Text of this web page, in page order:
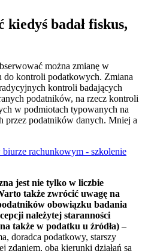
kiedyś badał fiskus,
można zmianę w
do kontroli podatkowych. Zmiana
kontroli badających
podatników, na rzecz kontroli
w podmiotach typowanych na
przez podatników danych. Mniej a
rachunkowym - szkolenie
jest nie tylko w liczbie
także zwrócić uwagę na
obowiązku badania
należytej staranności
także w podatku u źródła) –
doradca podatkowy, starszy
zdaniem, oba kierunki działań są